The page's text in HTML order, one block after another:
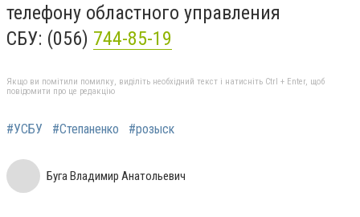
телефону областного управления
СБУ: (056) 744-85-19
Якщо ви помітили помилку, виділіть необхідний текст і натисніть Ctrl + Enter, щоб
повідомити про це редакцію
#УСБУ #Степаненко #розыск
Буга Владимир Анатольевич